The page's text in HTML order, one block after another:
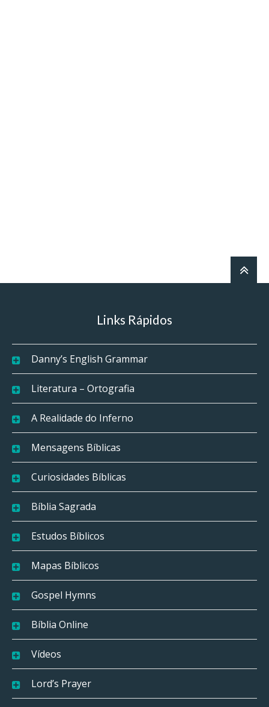
Links Rápidos
Danny’s English Grammar
Literatura – Ortografia
A Realidade do Inferno
Mensagens Bíblicas
Curiosidades Bíblicas
Bíblia Sagrada
Estudos Bíblicos
Mapas Bíblicos
Gospel Hymns
Bíblia Online
Vídeos
Lord’s Prayer